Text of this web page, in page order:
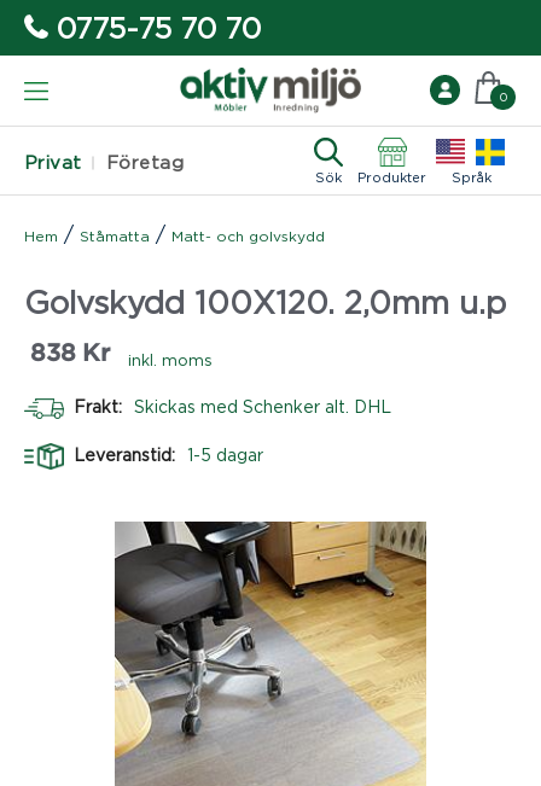
0775-75 70 70
Privat Företag
Sök Produkter Språk
0
Hem / Ståmatta / Matt- och golvskydd
Golvskydd 100X120. 2,0mm u.p
838 Kr inkl. moms
Frakt: Skickas med Schenker alt. DHL
Leveranstid: 1-5 dagar